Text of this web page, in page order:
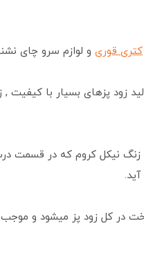
کتری قوری و لوازم سرو چای
زود پزهای بسیار با
تمام استیل 18/10 ضد زنگ نیکل
کل زود پز میشود و موجب